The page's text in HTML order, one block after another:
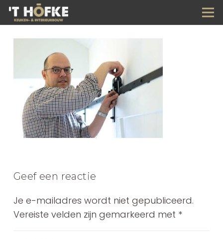
Geef een reactie
Je e-mailadres wordt niet gepubliceerd.
Vereiste velden zijn gemarkeerd met *